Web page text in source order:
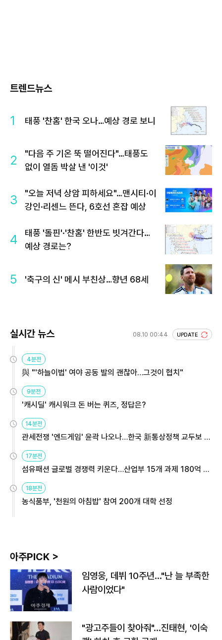
트렌드뉴스
1 태풍 '찬홈' 한국 오나…예상 경로 보니
2
"다음 주 기온 뚝 떨어진다"…태풍도
없이 열돔 박살 낸 '이것'
3
"오늘 저녁 상암 피하세요"…맨시티·이
강인·리센느 뜬다, 6호선 혼잡 예상
4
태풍 '돌핀'·'찬홈' 한반도 빗겨간다…
예상 경로는?
5 '축구의 신' 메시 부친상…향년 68세
실시간 뉴스 08.10 00:44 UPDATE
4분전
與 "'하늘이법' 여야 공동 발의 괜찮아…그것이 협치"
9분전
'캐시딜' 캐시워크 돈 버는 퀴즈, 정답은?
14분전
관세전쟁 '엔드게임' 윤곽 나오나…한국 新통상정책 교두보 활
용해야
17분전
섬유패션 글로벌 경쟁력 키운다…산업부 15개 과제 180억 지
원
18분전
농식품부, '천원의 아침밥' 참여 200개 대학 선정
아주PICK >
임영웅, 데뷔 10주년…"난 늘 부족한
사람이었다"
"광고주들이 찾아줘"…진태현, '이숙